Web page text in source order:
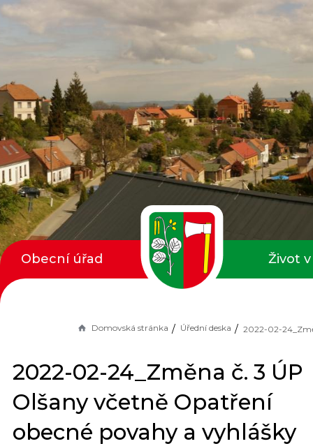
Domovská stránka Úřední deska
2022-02-24_Změna č. 3 ÚP
Olšany včetně Opatření
obecné povahy a vyhlášky
Obecní úřad Život